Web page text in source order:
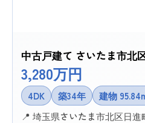
中古戸建て さいたま市北
3,280万円
4DK 築34年
建物
📍 埼玉県さいたま市北区日進